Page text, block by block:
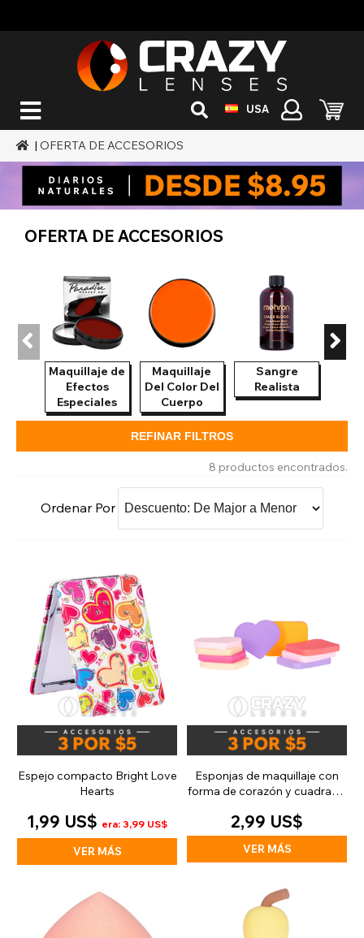
USA
| OFERTA DE ACCESORIOS
OFERTA DE ACCESORIOS
Maquillaje de
Efectos
Especiales
Maquillaje
Del Color Del
Cuerpo
Sangre
Realista
REFINAR FILTROS
8 productos encontrados.
Ordenar Por
Espejo compacto Bright Love
Hearts
1,99 US$ era: 3,99 US$
VER MÁS
Esponjas de maquillaje con
forma de corazón y cuadrado
2,99 US$
VER MÁS